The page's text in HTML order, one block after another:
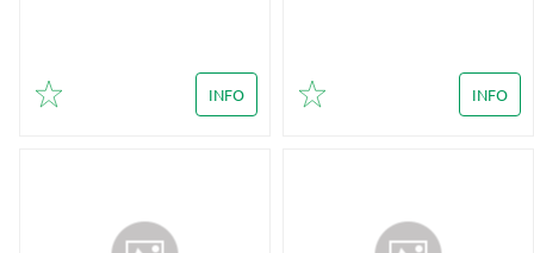
Lägg till i favoriter
INFO
Lägg till i favoriter
INFO